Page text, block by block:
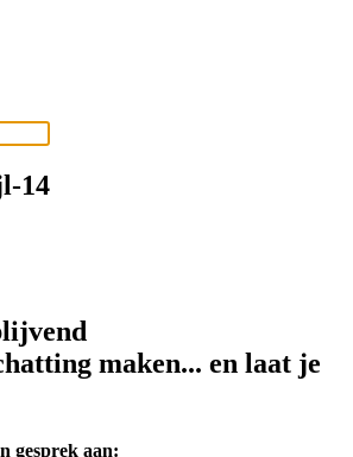
14
maken... en laat je
gesprek aan: